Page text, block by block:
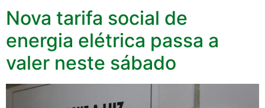
Nova tarifa social de
energia elétrica passa a
valer neste sábado